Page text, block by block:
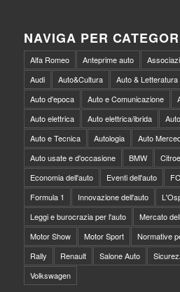
NAVIGA PER
Alfa Romeo Anteprime auto
Audi
Auto&Cultura Auto & Letteratura
Auto d'epoca
Auto e Comunicazione
Auto elettrica
Auto elettrica/ibrida
Auto e Tecnica
Autologia Auto
Auto usate e d'occasione
BMW
Economia dell'auto
Eventi dell'auto
Formula 1
Innovazione dell'auto
Leggi e burocrazia per l'auto
Mercato
Motor Show
Motor Sport Normative
Rally
Renault Salone Auto
Volkswagen